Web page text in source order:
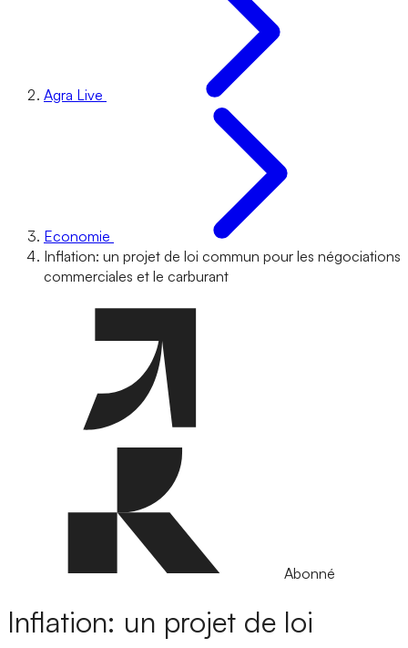
Agra Live
Economie
Inflation: un projet de loi commun pour les négociations
commerciales et le carburant
Abonné
Inflation: un projet de loi